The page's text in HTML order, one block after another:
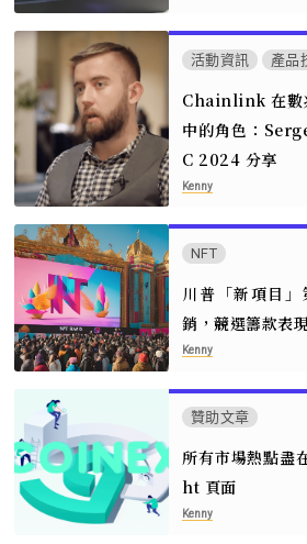
活動資訊 產品
Chainlink 在數
中的角色：
C 2024 分享
Kenny
NFT
川普「新項目
銷，競選籌款表
Kenny
贊助文章
所有市場熱點
ht 頁面
Kenny